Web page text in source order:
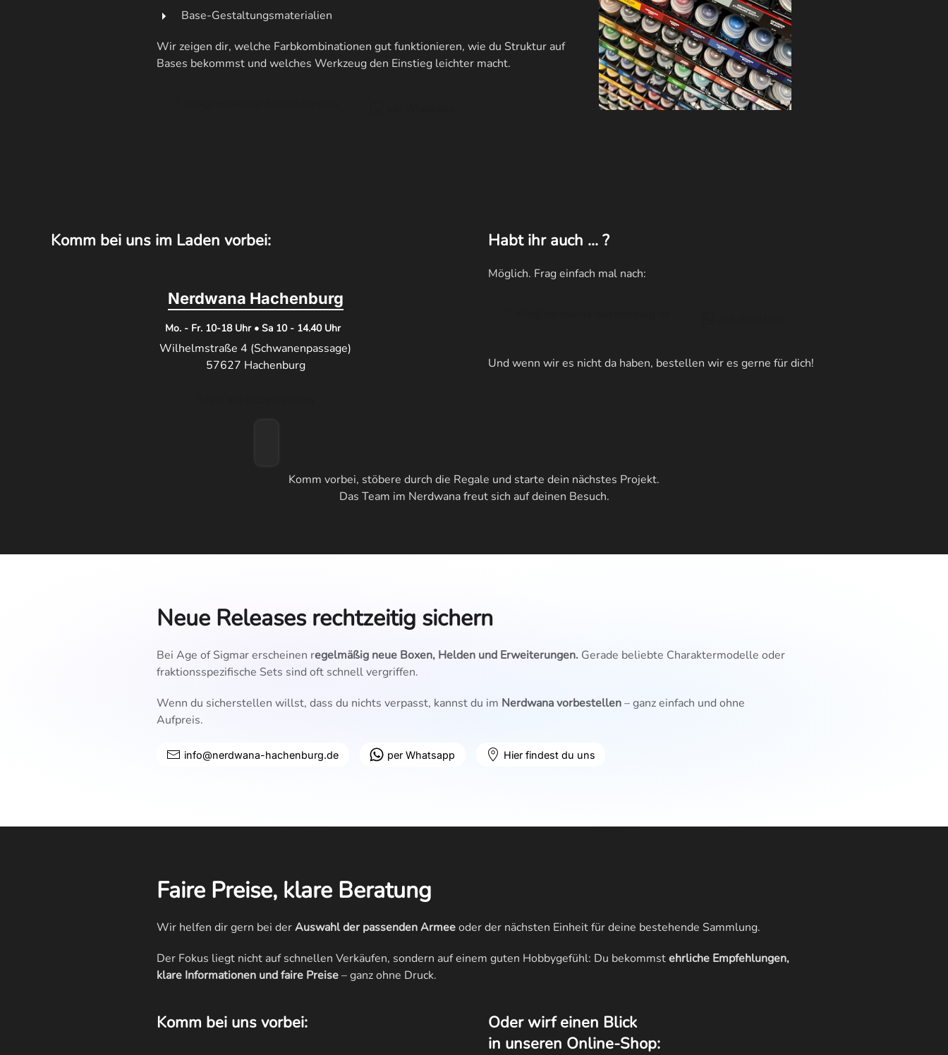
Base-Gestaltungsmaterialien
Wir zeigen dir, welche Farbkombinationen gut funktionieren, wie du Struktur auf
Bases bekommst und welches Werkzeug den Einstieg leichter macht.
Komm bei uns im Laden vorbei:
Nerdwana Hachenburg
Mo. - Fr. 10-18 Uhr • Sa 10 - 14.40 Uhr
Wilhelmstraße 4 (Schwanenpassage)
57627 Hachenburg
Habt ihr auch ... ?
Möglich. Frag einfach mal nach:
Und wenn wir es nicht da haben, bestellen wir es gerne für dich!
Komm vorbei, stöbere durch die Regale und starte dein nächstes Projekt.
Das Team im Nerdwana freut sich auf deinen Besuch.
Neue Releases rechtzeitig sichern
Bei Age of Sigmar erscheinen regelmäßig neue Boxen, Helden und Erweiterungen. Gerade beliebte Charaktermodelle oder
fraktionsspezifische Sets sind oft schnell vergriffen.
Wenn du sicherstellen willst, dass du nichts verpasst, kannst du im Nerdwana vorbestellen– ganz einfach und ohne
Aufpreis.
info@nerdwana-hachenburg.de per Whatsapp Hier findest du uns
Faire Preise, klare Beratung
Wir helfen dir gern bei derAuswahl der passenden Armeeoder der nächsten Einheit für deine bestehende Sammlung.
Der Fokus liegt nicht auf schnellen Verkäufen, sondern auf einem guten Hobbygefühl: Du bekommstehrliche Empfehlungen,
klare Informationen und faire Preise– ganz ohne Druck.
Komm bei uns vorbei:
Oder wirf einen Blick
in unseren Online-Shop: